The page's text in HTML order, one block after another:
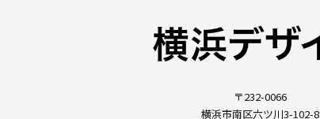
〒232-0066
横浜市南区六ツ川3-102-8